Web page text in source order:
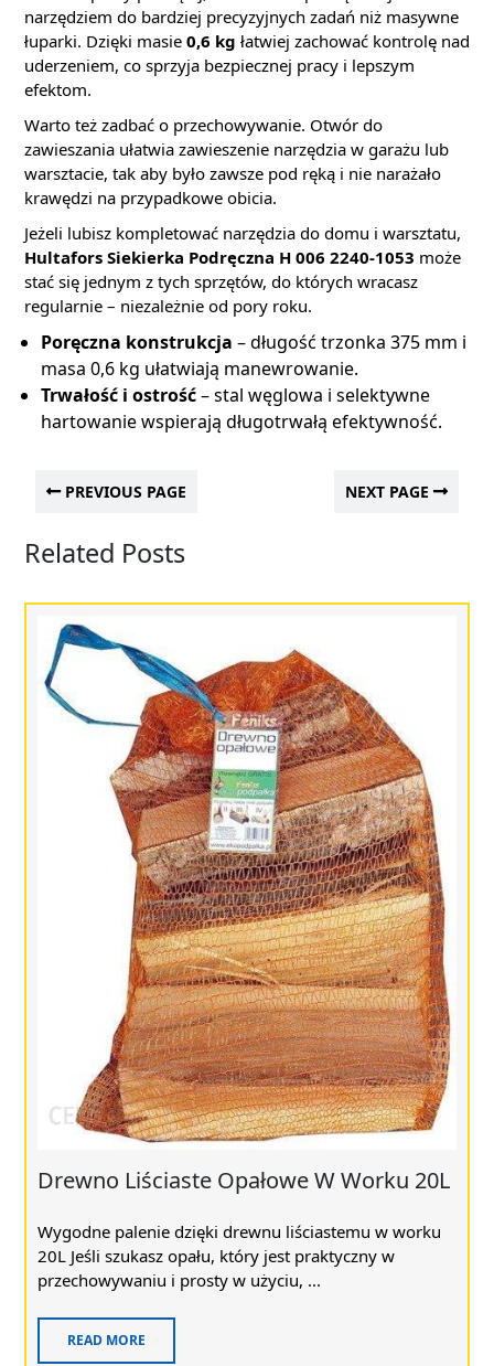
narzędziem do bardziej precyzyjnych zadań niż masywne
łuparki. Dzięki masie 0,6 kg łatwiej zachować kontrolę nad
uderzeniem, co sprzyja bezpiecznej pracy i lepszym
efektom.
Warto też zadbać o przechowywanie. Otwór do
zawieszania ułatwia zawieszenie narzędzia w garażu lub
warsztacie, tak aby było zawsze pod ręką i nie narażało
krawędzi na przypadkowe obicia.
Jeżeli lubisz kompletować narzędzia do domu i warsztatu,
Hultafors Siekierka Podręczna H 006 2240-1053 może
stać się jednym z tych sprzętów, do których wracasz
regularnie – niezależnie od pory roku.
Poręczna konstrukcja – długość trzonka 375 mm i
masa 0,6 kg ułatwiają manewrowanie.
Trwałość i ostrość– stal węglowa i selektywne
hartowanie wspierają długotrwałą efektywność.
PREVIOUS PAGE NEXT PAGE
Related Posts
Drewno Liściaste Opałowe W Worku 20L
Wygodne palenie dzięki drewnu liściastemu w worku
20L Jeśli szukasz opału, który jest praktyczny w
przechowywaniu i prosty w użyciu, ...
READ MORE